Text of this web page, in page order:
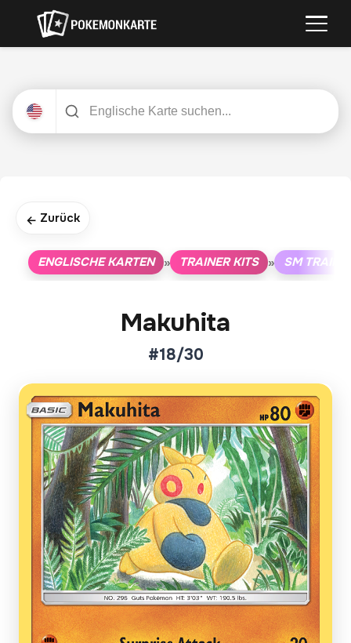
← Zurück
ENGLISCHE KARTEN » TRAINER KITS » SM
Makuhita
#18/30